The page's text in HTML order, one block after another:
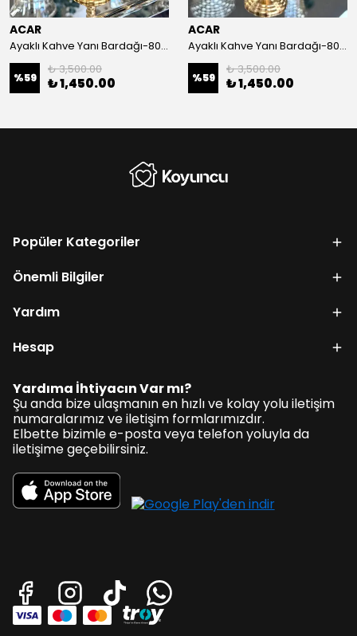
ACAR
Ayaklı Kahve Yanı Bardağı-80 cc
%59
₺ 3,500.00
₺ 1,450.00
ACAR
Ayaklı Kahve Yanı Bardağı-80 cc
%59
₺ 3,500.00
₺ 1,450.00
Popüler Kategoriler
Önemli Bilgiler
Yardım
Hesap
Yardıma İhtiyacın Var mı?
Şu anda bize ulaşmanın en hızlı ve kolay yolu iletişim
numaralarımız ve iletişim formlarımızdır.
Elbette bizimle e-posta veya telefon yoluyla da
iletişime geçebilirsiniz.